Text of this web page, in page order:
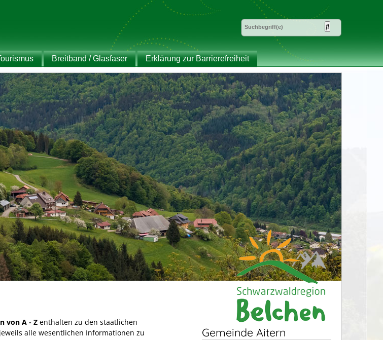
Breitband / Glasfaser Erklärung zur Barrierefreiheit
von A - Z enthalten zu den staatlichen
alle wesentlichen Informationen zu
Gemeinde Aitern